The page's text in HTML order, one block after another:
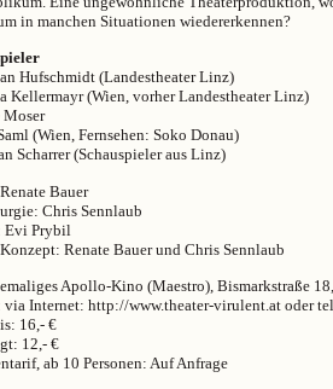
in manchen Situationen wiedererkennen?
Hufschmidt (Landestheater Linz)
Kellermayr (Wien, vorher Landestheater Linz)
Moser
(Wien, Fernsehen: Soko Donau)
Scharrer (Schauspieler aus Linz)
Bauer
Chris Sennlaub
Evi Prybil
Renate Bauer und Chris Sennlaub
Apollo-Kino (Maestro), Bismarkstraße
via Internet: http://www.theater-virulent.at oder
16,- €
12,- €
ab 10 Personen: Auf Anfrage